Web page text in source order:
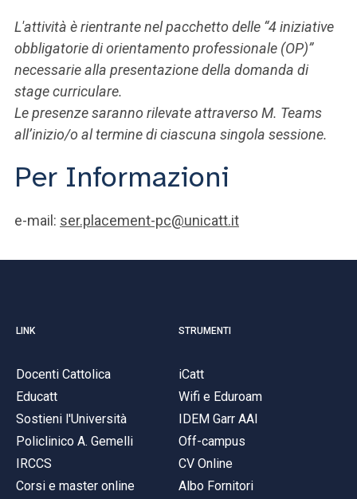
L'attività è rientrante nel pacchetto delle “4 iniziative
obbligatorie di orientamento professionale (OP)”
necessarie alla presentazione della domanda di
stage curriculare.
Le presenze saranno rilevate attraverso M. Teams
all’inizio/o al termine di ciascuna singola sessione.
Per Informazioni
e-mail: ser.placement-pc@unicatt.it
LINK
Docenti Cattolica
Educatt
Sostieni l'Università
Policlinico A. Gemelli
IRCCS
Corsi e master online
STRUMENTI
iCatt
Wifi e Eduroam
IDEM Garr AAI
Off-campus
CV Online
Albo Fornitori